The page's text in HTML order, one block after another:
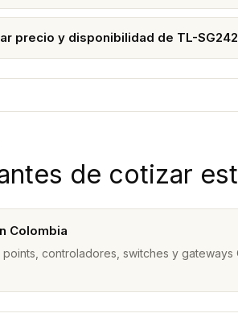
precio y disponibilidad de TL-
de cotizar
Colombia
controladores, switches y gateways